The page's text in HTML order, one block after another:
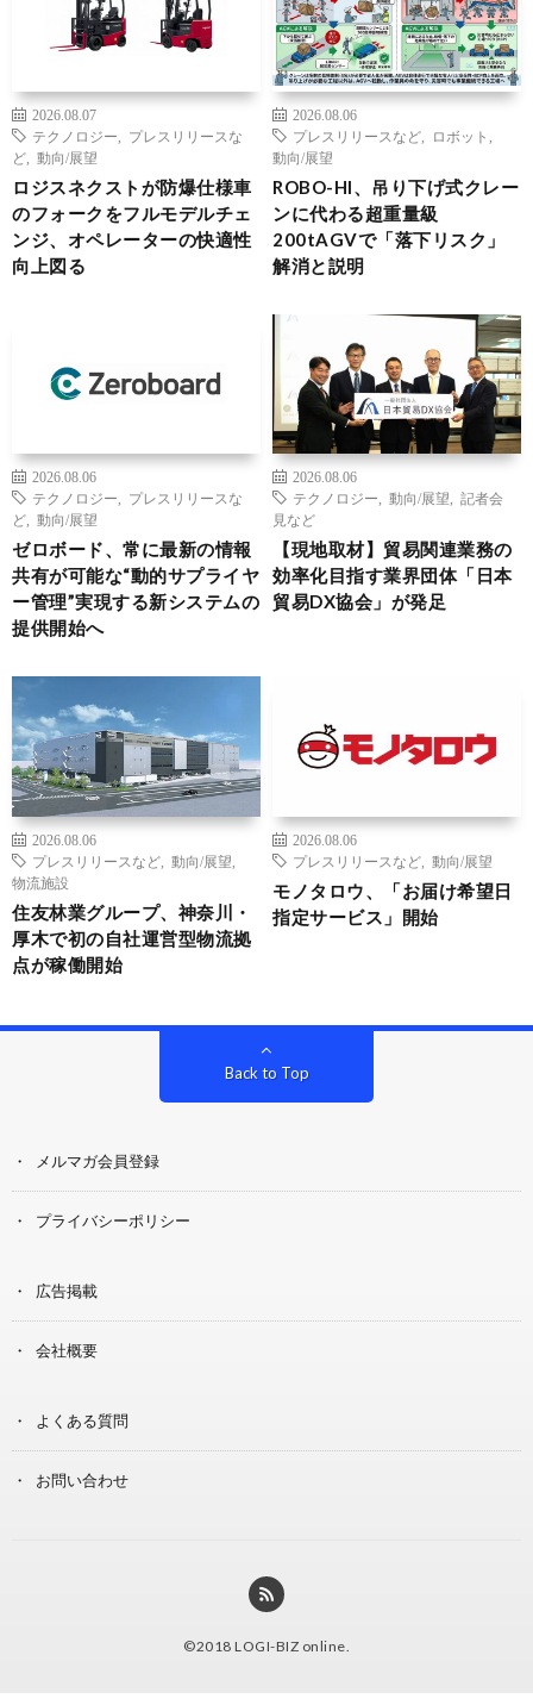
2026.08.07
テクノロジー
プレスリリースな
ど
動向/展望
ロジスネクストが防爆仕様車
のフォークをフルモデルチェ
ンジ、オペレーターの快適性
向上図る
2026.08.06
プレスリリースなど
ロボット
動向/展望
ROBO-HI、吊り下げ式クレー
ンに代わる超重量級
200tAGVで「落下リスク」
解消と説明
2026.08.06
テクノロジー
プレスリリースな
ど
動向/展望
ゼロボード、常に最新の情報
共有が可能な“動的サプライヤ
ー管理”実現する新システムの
提供開始へ
2026.08.06
テクノロジー
動向/展望
記者会
見など
【現地取材】貿易関連業務の
効率化目指す業界団体「日本
貿易DX協会」が発足
2026.08.06
プレスリリースなど
動向/展望
物流施設
住友林業グループ、神奈川・
厚木で初の自社運営型物流拠
点が稼働開始
2026.08.06
プレスリリースなど
動向/展望
モノタロウ、「お届け希望日
指定サービス」開始
Back to Top
メルマガ会員登録
プライバシーポリシー
広告掲載
会社概要
よくある質問
お問い合わせ
©2018 LOGI-BIZ online